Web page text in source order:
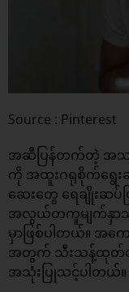
Source : Pinterest
အဆီပြန်တက်တဲ့ အသာ
ကို အထူးဂရုစိုက်ရွေး
ဆေးတွေ ရေချိုးဆပ်
အလွယ်တကူမျက်နှာသ
မှာဖြစ်ပါတယ်။ အ
အတွက် သီးသန့်ထုတ်ထာ
အသုံးပြုသင့်ပါတယ်။